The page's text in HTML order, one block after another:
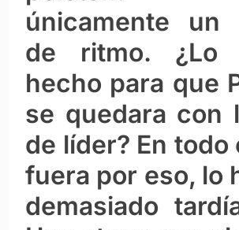
únicamente un
de ritmo. ¿Lo
hecho para que
se quedara con
de líder? En todo
fuera por eso, lo
demasiado